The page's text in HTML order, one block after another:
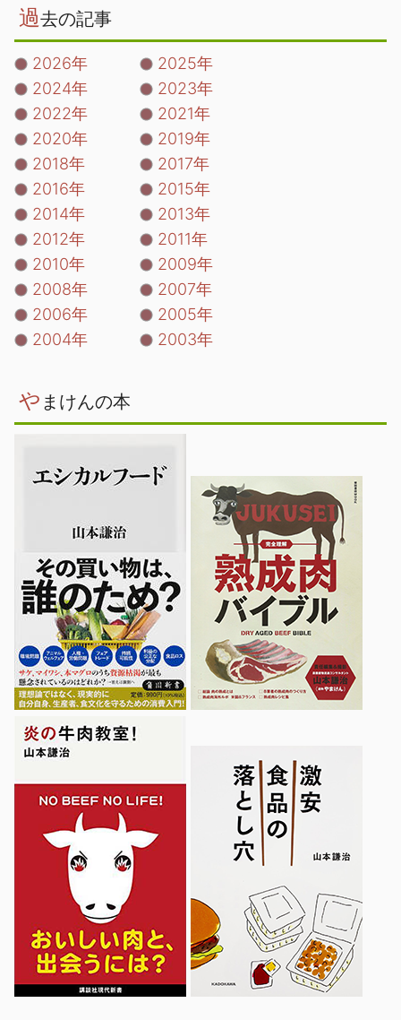
過去の記事
2026年
2025年
2024年
2023年
2022年
2021年
2020年
2019年
2018年
2017年
2016年
2015年
2014年
2013年
2012年
2011年
2010年
2009年
2008年
2007年
2006年
2005年
2004年
2003年
や まけんの本